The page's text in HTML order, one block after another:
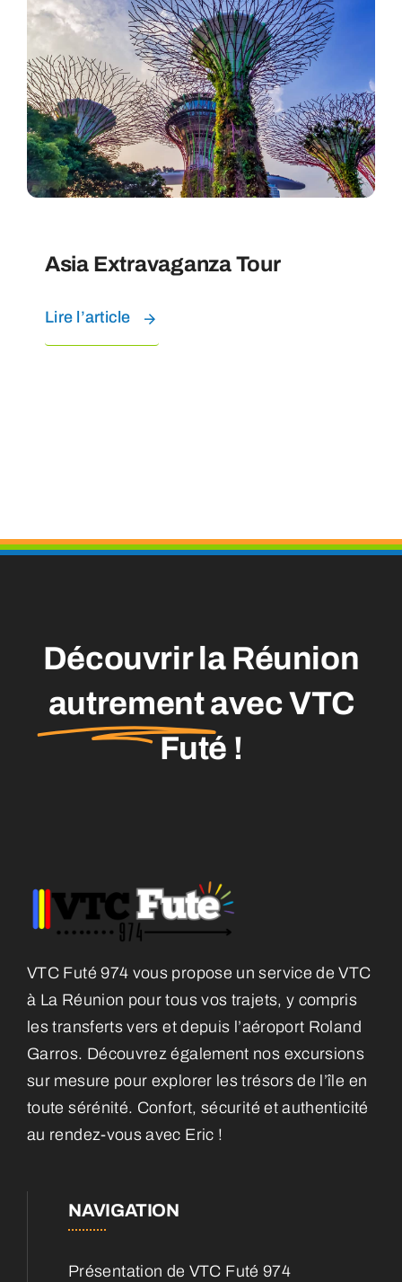
Asia Extravaganza Tour
Lire l’article
Découvrir la Réunion
autrementavec VTC
Futé !
VTC Futé 974 vous propose un service de VTC
à La Réunion pour tous vos trajets, y compris
les transferts vers et depuis l’aéroport Roland
Garros. Découvrez également nos excursions
sur mesure pour explorer les trésors de l’île en
toute sérénité. Confort, sécurité et authenticité
au rendez-vous avec Eric !
NAVIGATION
Présentation de VTC Futé 974